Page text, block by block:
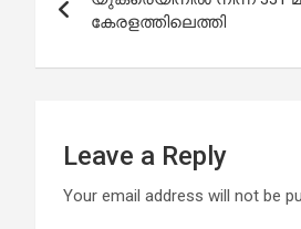
navigation
കേരളത്തിലെത്തി
Leave a Reply
Your email address will not be